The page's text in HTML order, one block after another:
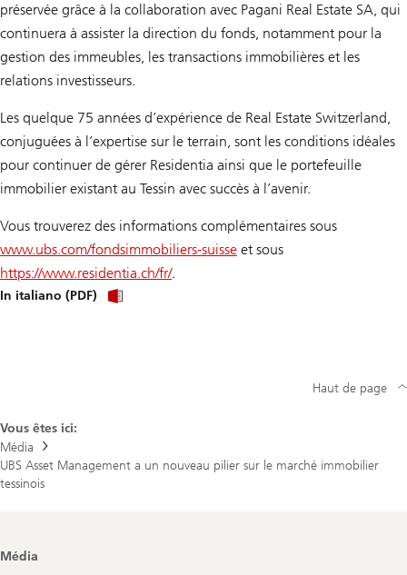
préservée grâce à la collaboration avec Pagani Real Estate SA, qui
continuera à assister la direction du fonds, notamment pour la
gestion des immeubles, les transactions immobilières et les
relations investisseurs.
Les quelque 75 années d’expérience de Real Estate Switzerland,
conjuguées à l’expertise sur le terrain, sont les conditions idéales
pour continuer de gérer Residentia ainsi que le portefeuille
immobilier existant au Tessin avec succès à l’avenir.
Vous trouverez des informations complémentaires sous
www.ubs.com/fondsimmobiliers-suisse et sous
https://www.residentia.ch/fr/.
In italiano (PDF)
Vous êtes ici:
Média
UBS Asset Management a un nouveau pilier sur le marché immobilier
tessinois
Haut de page
Footer
Média